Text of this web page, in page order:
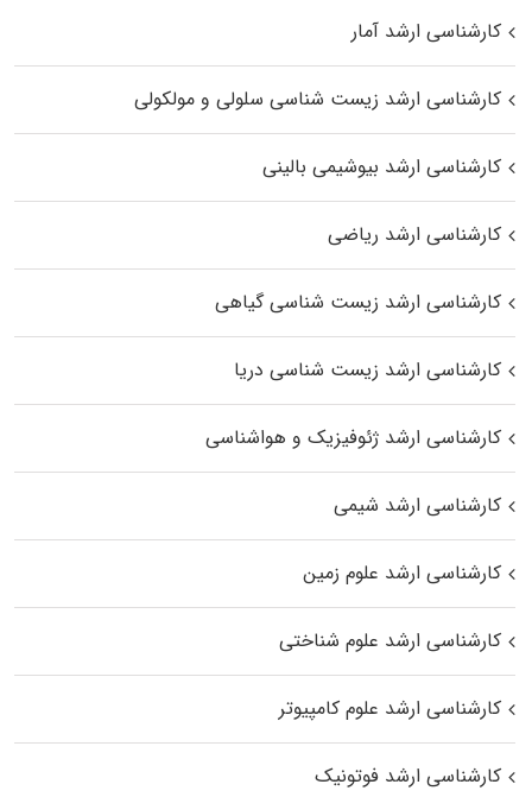
کارشناسی ارشد آمار
کارشناسی ارشد زیست شناسی سلولی و مولکولی
کارشناسی ارشد بیوشیمی بالینی
کارشناسی ارشد ریاضی
کارشناسی ارشد زیست‌ شناسی گیاهی
کارشناسی ارشد زیست‌ شناسی دریا
کارشناسی ارشد ژئوفیزیک و هواشناسی
کارشناسی ارشد شیمی
کارشناسی ارشد علوم زمین
کارشناسی ارشد علوم شناختی
کارشناسی ارشد علوم کامپیوتر
کارشناسی ارشد فوتونیک